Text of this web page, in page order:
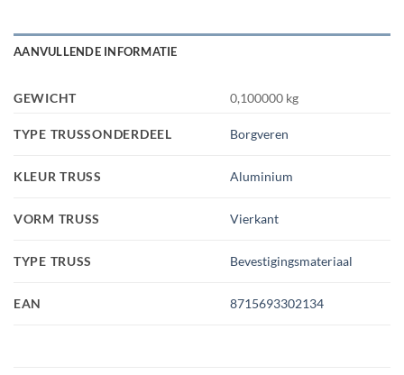
AANVULLENDE INFORMATIE
GEWICHT 0,100000 kg
TYPE TRUSSONDERDEEL Borgveren
KLEUR TRUSS Aluminium
VORM TRUSS Vierkant
TYPE TRUSS Bevestigingsmateriaal
EAN 8715693302134